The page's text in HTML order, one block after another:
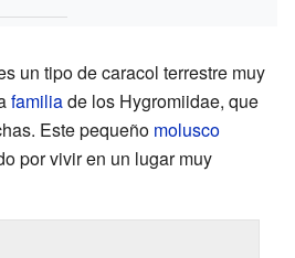
un tipo de caracol terrestre muy
familiade los Hygromiidae, que
Este pequeño molusco
por vivir en un lugar muy